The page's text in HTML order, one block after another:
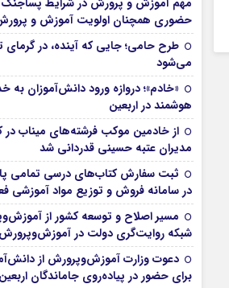
حضوری همچنان اولویت آموزش و
طرح حامی؛ جایی که آینده، در گرمای
می‌شود
«خادم»؛ دروازه ورود دانش‌آموزان
هوشمند در اربعین
از خادمین موکب فرشته‌های میناب در
مدیران عتبه حسینی قدردانی شد
ثبت سفارش کتاب‌های درسی تمامی
در سامانه فروش و توزیع مواد آموزشی
مسیر اصلاح و توسعه کشور از
شبکه روایت‌‌گری دولت در
دعوت وزارت آموزش‌وپرورش از
برای حضور در پیاده‌روی جاماندگان اربعین